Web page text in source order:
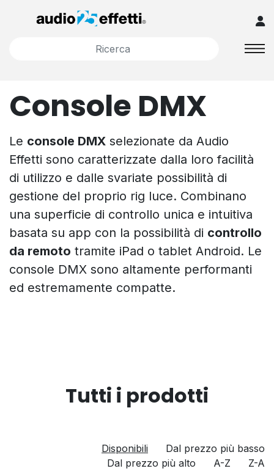
Console DMX
Le console DMX selezionate da Audio
Effetti sono caratterizzate dalla loro facilità
di utilizzo e dalle svariate possibilità di
gestione del proprio rig luce. Combinano
una superficie di controllo unica e intuitiva
basata su app con la possibilità di controllo
da remoto tramite iPad o tablet Android. Le
console DMX sono altamente performanti
ed estremamente compatte.
Tutti i prodotti
Disponibili
Dal prezzo più basso
Dal prezzo più alto
A-Z Z-A